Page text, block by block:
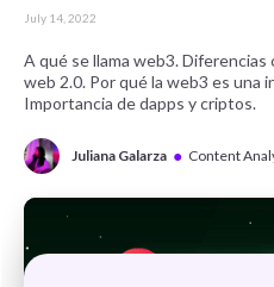
July 14, 2022
A qué se llama web3.
web 2.0. Por qué la web3 es una
Importancia de dapps y criptos.
Juliana Galarza ● Content